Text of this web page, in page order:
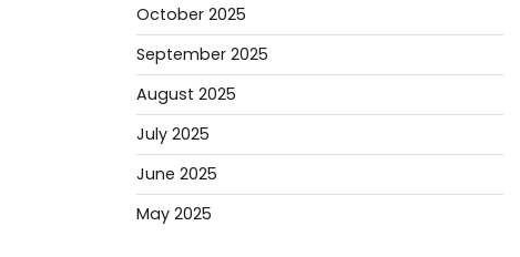
October 2025
September 2025
August 2025
July 2025
June 2025
May 2025